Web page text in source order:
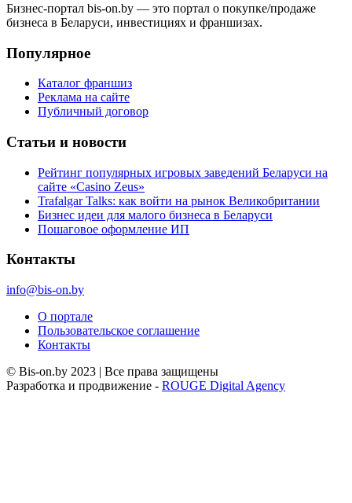
Бизнес-портал bis-on.by — это портал о покупке/продаже
бизнеса в Беларуси, инвестициях и франшизах.
Популярное
Каталог франшиз
Реклама на сайте
Публичный договор
Статьи и новости
Рейтинг популярных игровых заведений Беларуси на
сайте «Casino Zeus»
Trafalgar Talks: как войти на рынок Великобритании
Бизнес идеи для малого бизнеса в Беларуси
Пошаговое оформление ИП
Контакты
info@bis-on.by
О портале
Пользовательское соглашение
Контакты
© Bis-on.by 2023 | Все права защищены
Разработка и продвижение - ROUGE Digital Agency